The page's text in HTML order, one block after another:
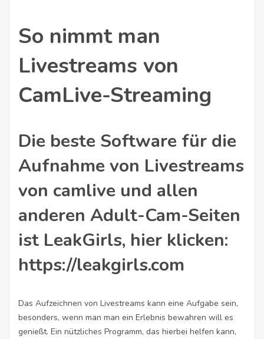
So nimmt man
Livestreams von
CamLive-Streaming
Die beste Software für die
Aufnahme von Livestreams
von camlive und allen
anderen Adult-Cam-Seiten
ist LeakGirls, hier klicken:
https://leakgirls.com
Das Aufzeichnen von Livestreams kann eine Aufgabe sein,
besonders, wenn man man ein Erlebnis bewahren will es
genießt. Ein nützliches Programm, das hierbei helfen kann,